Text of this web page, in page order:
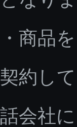
・商品
契約し
話会社